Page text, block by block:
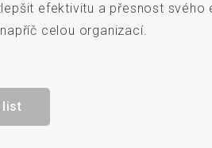
efektivitu a přesnost svého
celou organizací.
list